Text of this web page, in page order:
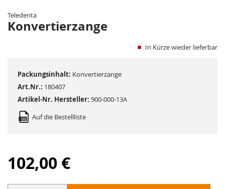
Bildergalerie
springen
Teledenta
Konvertierzange
In Kürze wieder lieferbar
Art.Nr.: 180407
Auf die Bestellliste
Artikel-Nr. Hersteller: 900-000-13A
Packungsinhalt: Konvertierzange
102,00 €